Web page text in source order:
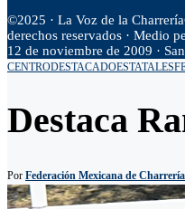
©2025 · La Voz de la
derechos reservados · Medio
12 de noviembre de 2009 ·
CENTRODESTACADOESTATALES
Destaca
Por Federación Mexicana de